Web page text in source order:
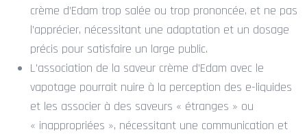
crème d’Edam trop salée ou trop prononcée, et ne pas
l’apprécier, nécessitant une adaptation et un dosage
précis pour satisfaire un large public.
L’association de la saveur crème d’Edam avec le
vapotage pourrait nuire à la perception des e-liquides
et les associer à des saveurs « étranges » ou
« inappropriées », nécessitant une communication et